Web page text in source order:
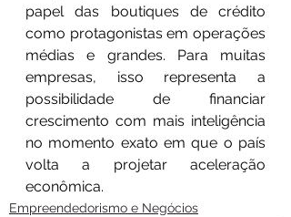
papel das boutiques de crédito
como protagonistas em operações
médias e grandes. Para muitas
empresas, isso representa a
possibilidade de financiar
crescimento com mais inteligência
no momento exato em que o país
volta a projetar aceleração
econômica.
Empreendedorismo e Negócios